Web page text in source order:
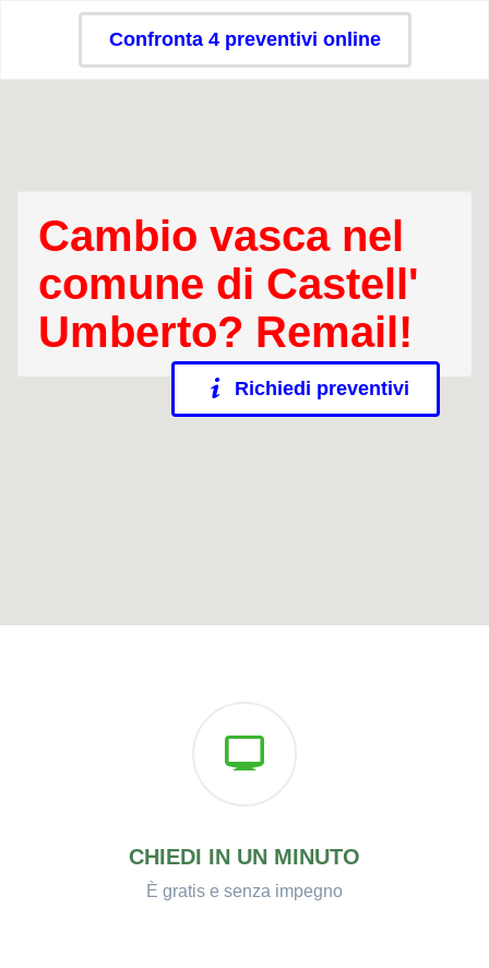
Confronta 4 preventivi online
Cambio vasca nel
comune di Castell'
Umberto? Remail!
Richiedi preventivi
CHIEDI IN UN MINUTO
È gratis e senza impegno